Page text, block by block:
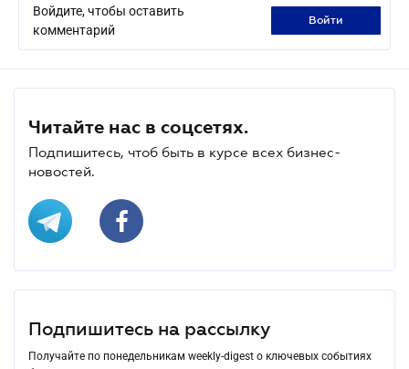
Войдите, чтобы оставить
комментарий
войти
Читайте нас в соцсетях.
Подпишитесь, чтоб быть в курсе всех бизнес-
новостей.
Подпишитесь на рассылку
Получайте по понедельникам weekly-digest о ключевых событиях